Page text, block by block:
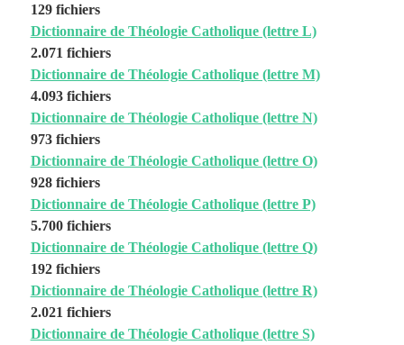
129 fichiers
Dictionnaire de Théologie Catholique (lettre L)
2.071 fichiers
Dictionnaire de Théologie Catholique (lettre M)
4.093 fichiers
Dictionnaire de Théologie Catholique (lettre N)
973 fichiers
Dictionnaire de Théologie Catholique (lettre O)
928 fichiers
Dictionnaire de Théologie Catholique (lettre P)
5.700 fichiers
Dictionnaire de Théologie Catholique (lettre Q)
192 fichiers
Dictionnaire de Théologie Catholique (lettre R)
2.021 fichiers
Dictionnaire de Théologie Catholique (lettre S)